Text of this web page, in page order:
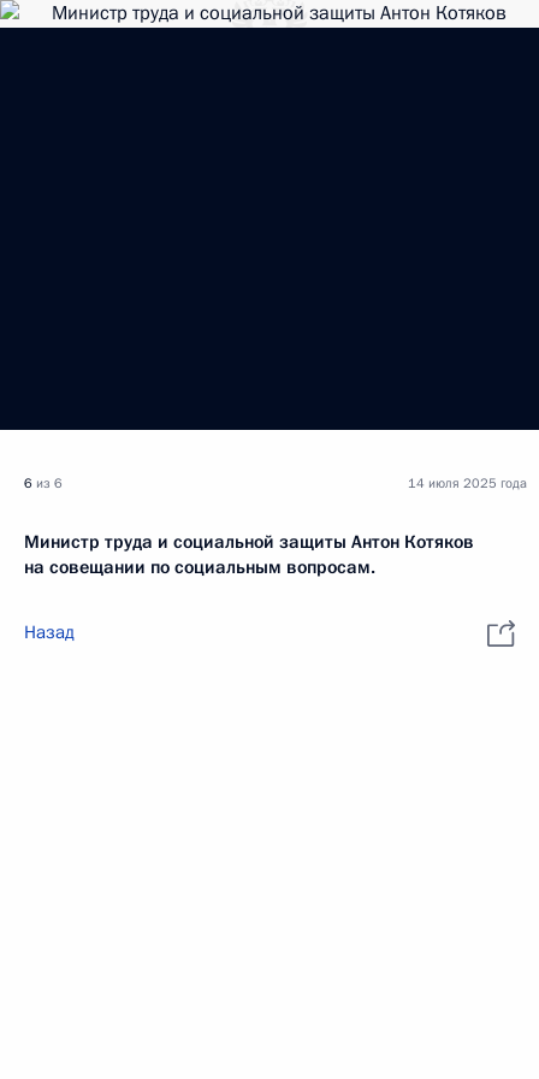
6 из 6
Министр труда и социальной защиты Антон Котяков
на совещании по социальным вопросам.
14 июля 2025 года
Назад